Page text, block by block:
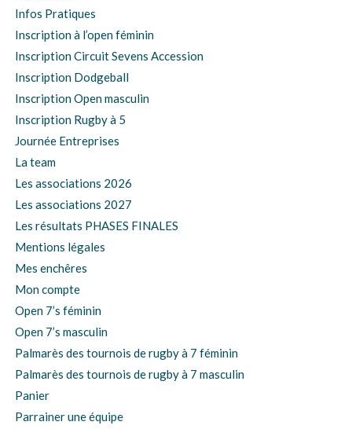
Infos Pratiques
Inscription à l’open féminin
Inscription Circuit Sevens Accession
Inscription Dodgeball
Inscription Open masculin
Inscription Rugby à 5
Journée Entreprises
La team
Les associations 2026
Les associations 2027
Les résultats PHASES FINALES
Mentions légales
Mes enchêres
Mon compte
Open 7’s féminin
Open 7’s masculin
Palmarès des tournois de rugby à 7 féminin
Palmarès des tournois de rugby à 7 masculin
Panier
Parrainer une équipe